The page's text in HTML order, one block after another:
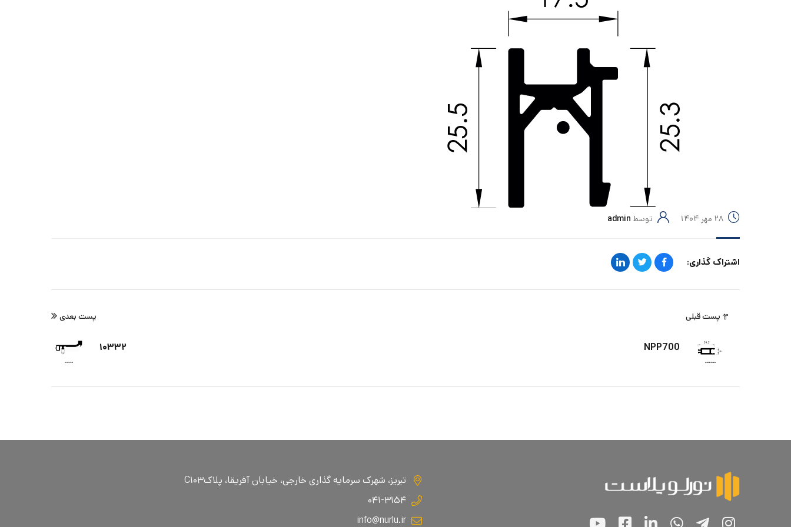
۲۸ مهر ۱۴۰۴ توسط admin
اشتراک گذاری:
پست قبلی
NPP700
پست بعدی
۱۰۳۳۲
تبریز، شهرک سرمایه گذاری خارجی، خیابان آفریقا، پلاکC۱۰۳
۰۴۱-۳۱۵۴
info@nurlu.ir